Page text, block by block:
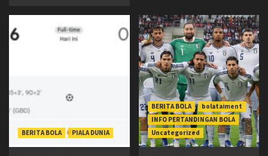
BERITA BOLA PIALA DUNIA
BERITA BOLA
bolataiment
INFO PERTANDINGAN BOLA
Uncategorized